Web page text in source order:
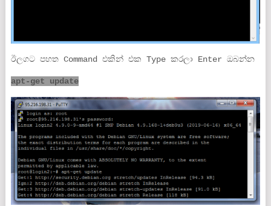
ඊලගට පහත Command එකින් එක Type කරලා Enter ඔබන්න
apt-get update